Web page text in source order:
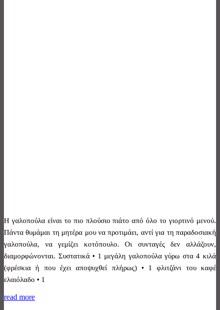
Η γαλοπούλα είναι το πιο πλούσιο πιάτο από όλο το γιορτινό μενού.
Πάντα θυμάμαι τη μητέρα μου να προτιμάει, αντί για τη παραδοσιακή
γαλοπούλα, να γεμίζει κοτόπουλο. Οι συνταγές δεν αλλάζουν,
διαμορφώνονται. Συστατικά • 1 μεγάλη γαλοπούλα γύρω στα 4 κιλά
(φρέσκια ή που έχει αποψυχθεί πλήρως) • 1 φλιτζάνι του καφέ
ελαιόλαδο • 1
read more